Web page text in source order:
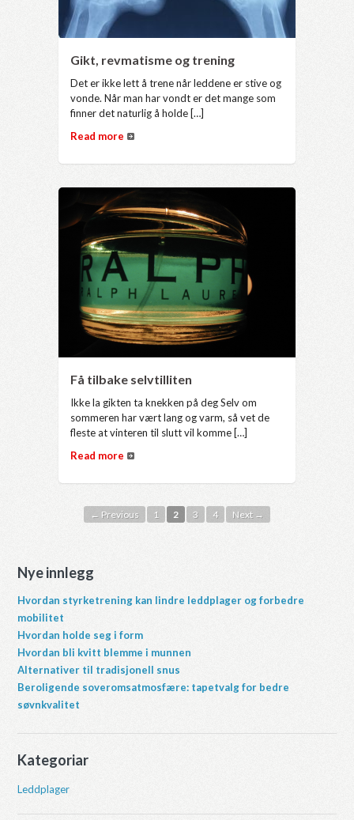
Gikt, revmatisme og trening
Det er ikke lett å trene når leddene er stive og
vonde. Når man har vondt er det mange som
finner det naturlig å holde […]
Read more
Få tilbake selvtilliten
Ikke la gikten ta knekken på deg Selv om
sommeren har vært lang og varm, så vet de
fleste at vinteren til slutt vil komme […]
Read more
← Previous 1 2 3 4 Next →
Nye innlegg
Hvordan styrketrening kan lindre leddplager og forbedre
mobilitet
Hvordan holde seg i form
Hvordan bli kvitt blemme i munnen
Alternativer til tradisjonell snus
Beroligende soveromsatmosfære: tapetvalg for bedre
søvnkvalitet
Kategoriar
Leddplager